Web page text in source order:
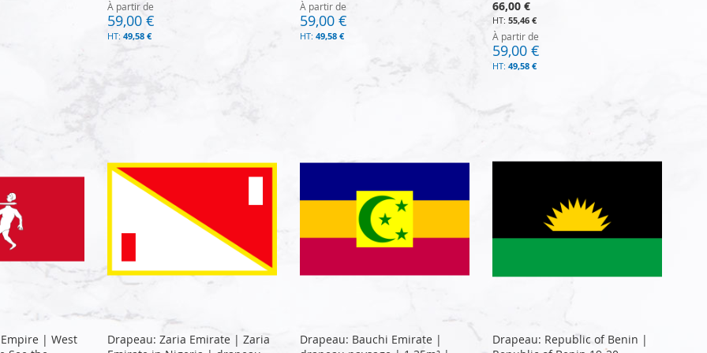
À partir de
59,00 €
49,58 €
À partir de
59,00 €
49,58 €
66,00 €
55,46 €
À partir de
59,00 €
49,58 €
| West
Drapeau: Zaria Emirate | Zaria
Drapeau: Bauchi Emirate |
Drapeau: Republic of Benin |